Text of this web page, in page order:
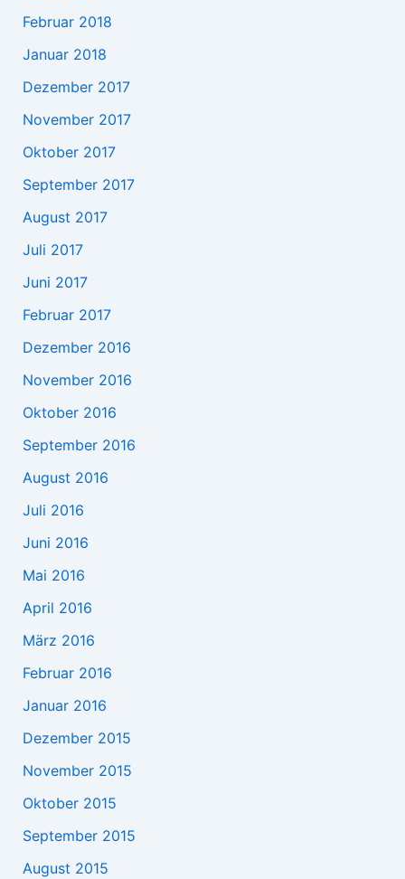
Februar 2018
Januar 2018
Dezember 2017
November 2017
Oktober 2017
September 2017
August 2017
Juli 2017
Juni 2017
Februar 2017
Dezember 2016
November 2016
Oktober 2016
September 2016
August 2016
Juli 2016
Juni 2016
Mai 2016
April 2016
März 2016
Februar 2016
Januar 2016
Dezember 2015
November 2015
Oktober 2015
September 2015
August 2015